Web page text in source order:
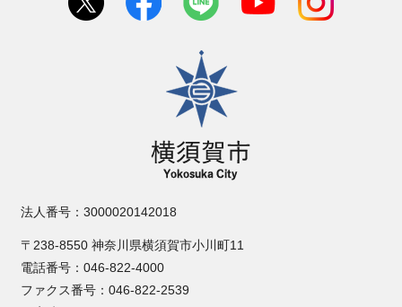
横須賀市
法人番号：3000020142018
〒238-8550 神奈川県横須賀市小川町11
電話番号：046-822-4000
ファクス番号：046-822-2539